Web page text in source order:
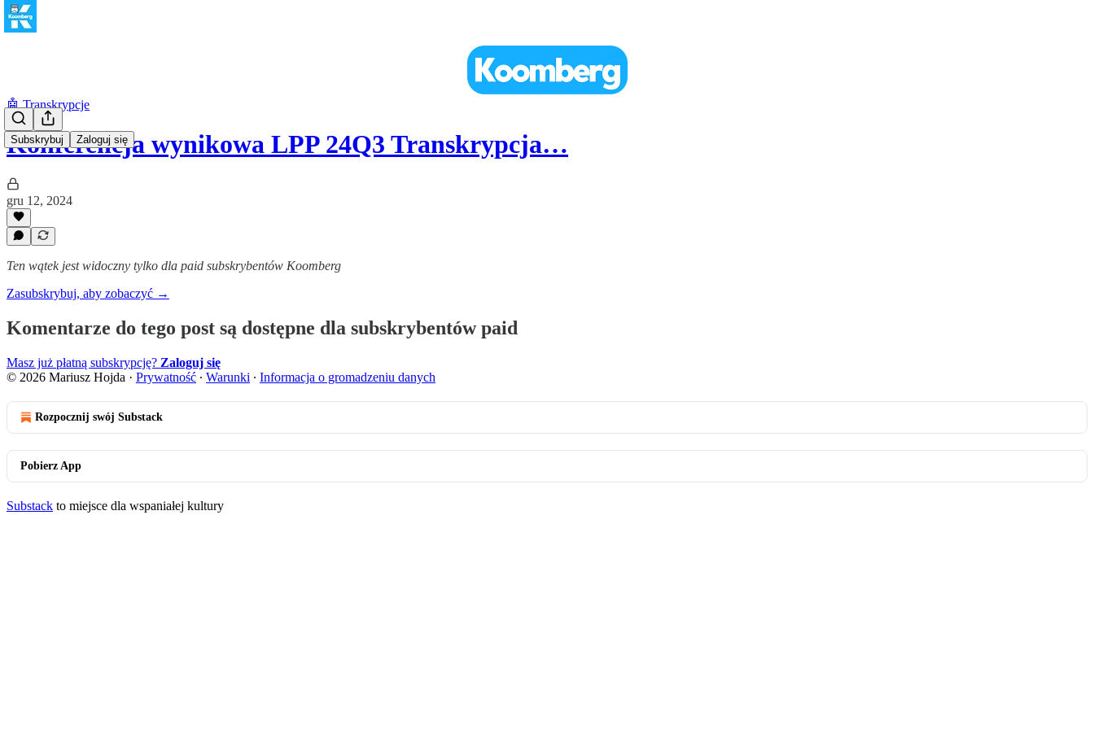
Subskrybuj Zaloguj się
🤖 Transkrypcje
Konferencja wynikowa LPP 24Q3 Transkrypcja…
gru 12, 2024
Ten wątek jest widoczny tylko dla paid subskrybentów Koomberg
Zasubskrybuj, aby zobaczyć →
Komentarze do tego post są dostępne dla subskrybentów paid
Masz już płatną subskrypcję? Zaloguj się
© 2026 Mariusz Hojda · Prywatność ∙ Warunki ∙ Informacja o gromadzeniu danych
Rozpocznij swój Substack
Pobierz App
Substack to miejsce dla wspaniałej kultury